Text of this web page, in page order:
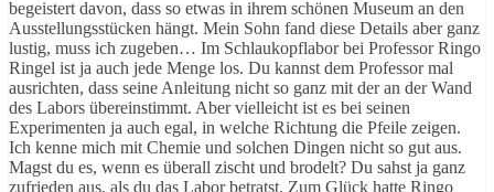
begeistert davon, dass so etwas in ihrem schönen Museum an den
Ausstellungsstücken hängt. Mein Sohn fand diese Details aber ganz
lustig, muss ich zugeben… Im Schlaukopflabor bei Professor Ringo
Ringel ist ja auch jede Menge los. Du kannst dem Professor mal
ausrichten, dass seine Anleitung nicht so ganz mit der an der Wand
des Labors übereinstimmt. Aber vielleicht ist es bei seinen
Experimenten ja auch egal, in welche Richtung die Pfeile zeigen.
Ich kenne mich mit Chemie und solchen Dingen nicht so gut aus.
Magst du es, wenn es überall zischt und brodelt? Du sahst ja ganz
zufrieden aus, als du das Labor betratst. Zum Glück hatte Ringo